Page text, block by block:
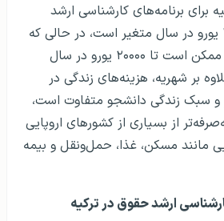
برای برنامه‌های کارشناسی ارشد
حقوق بین ۱۰۰ تا ۴۰۰۰ یورو در سال متغیر است، در حالی که
دانشگاه‌های خصوصی ممکن است تا ۲۰۰۰۰ یورو در سال
بر شهریه، هزینه‌های زندگی در
و سبک زندگی دانشجو متفاوت است،
از بسیاری از کشورهای اروپایی
مانند مسکن، غذا، حمل‌ونقل و بیمه
ارشد حقوق در ترکیه